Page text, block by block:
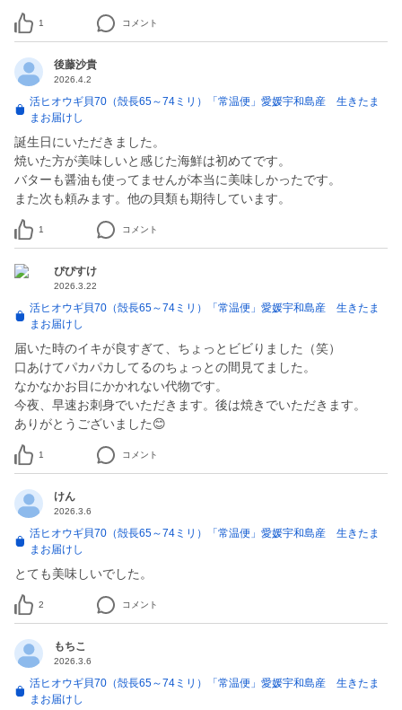
1 コメント
後藤沙貴
2026.4.2
活ヒオウギ貝70（殻長65～74ミリ）「常温便」愛媛宇和島産 生きたま
まお届けし
誕生日にいただきました。
焼いた方が美味しいと感じた海鮮は初めてです。
バターも醤油も使ってませんが本当に美味しかったです。
また次も頼みます。他の貝類も期待しています。
1 コメント
ぴぴすけ
2026.3.22
活ヒオウギ貝70（殻長65～74ミリ）「常温便」愛媛宇和島産 生きたま
まお届けし
届いた時のイキが良すぎて、ちょっとビビりました（笑）
口あけてパカパカしてるのちょっとの間見てました。
なかなかお目にかかれない代物です。
今夜、早速お刺身でいただきます。後は焼きでいただきます。
ありがとうございました😊
1 コメント
けん
2026.3.6
活ヒオウギ貝70（殻長65～74ミリ）「常温便」愛媛宇和島産 生きたま
まお届けし
とても美味しいでした。
2 コメント
もちこ
2026.3.6
活ヒオウギ貝70（殻長65～74ミリ）「常温便」愛媛宇和島産 生きたま
まお届けし